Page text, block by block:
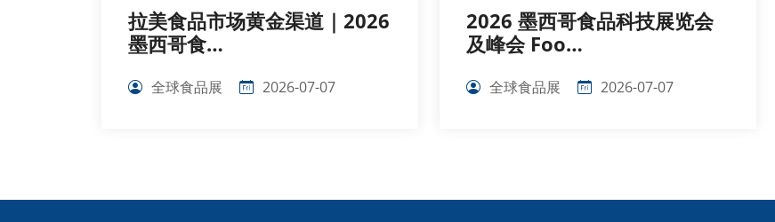
拉美食品市场黄金渠道｜2026
墨西哥食…
全球食品展 2026-07-07
2026 墨西哥食品科技展览会
及峰会 Foo…
全球食品展 2026-07-07